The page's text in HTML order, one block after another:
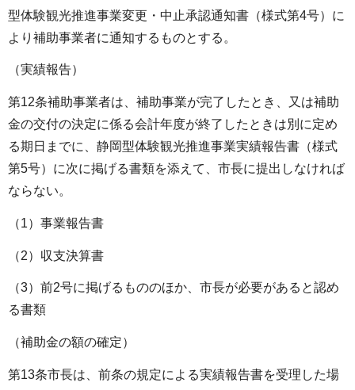
型体験観光推進事業変更・中止承認通知書（様式第4号）に
より補助事業者に通知するものとする。
（実績報告）
第12条補助事業者は、補助事業が完了したとき、又は補助
金の交付の決定に係る会計年度が終了したときは別に定め
る期日までに、静岡型体験観光推進事業実績報告書（様式
第5号）に次に掲げる書類を添えて、市長に提出しなければ
ならない。
（1）事業報告書
（2）収支決算書
（3）前2号に掲げるもののほか、市長が必要があると認め
る書類
（補助金の額の確定）
第13条市長は、前条の規定による実績報告書を受理した場